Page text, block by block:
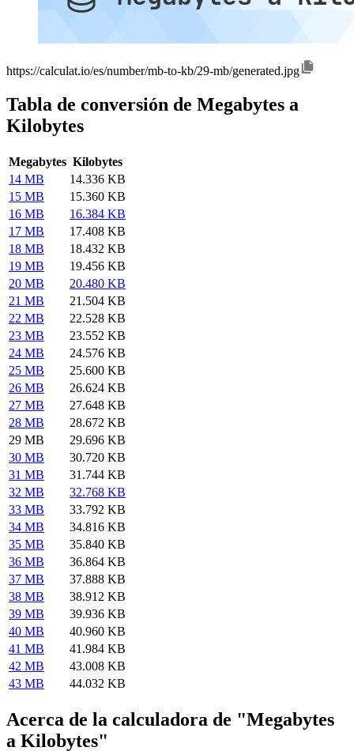
https://calculat.io/es/number/mb-to-kb/29-mb/generated.jpg
Tabla de conversión de Megabytes a
Kilobytes
Megabytes Kilobytes
14 MB
14.336 KB
15 MB
15.360 KB
16 MB
16.384 KB
17 MB
17.408 KB
18 MB
18.432 KB
19 MB
19.456 KB
20 MB
20.480 KB
21 MB
21.504 KB
22 MB
22.528 KB
23 MB
23.552 KB
24 MB
24.576 KB
25 MB
25.600 KB
26 MB
26.624 KB
27 MB
27.648 KB
28 MB
28.672 KB
29 MB
29.696 KB
30 MB
30.720 KB
31 MB
31.744 KB
32 MB
32.768 KB
33 MB
33.792 KB
34 MB
34.816 KB
35 MB
35.840 KB
36 MB
36.864 KB
37 MB
37.888 KB
38 MB
38.912 KB
39 MB
39.936 KB
40 MB
40.960 KB
41 MB
41.984 KB
42 MB
43.008 KB
43 MB
44.032 KB
Acerca de la calculadora de "Megabytes
a Kilobytes"